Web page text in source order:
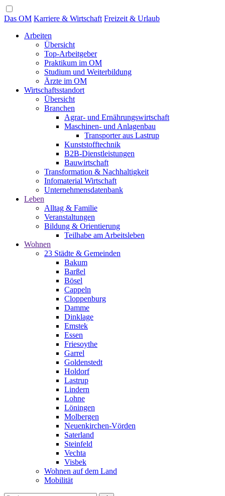
Das OM Karriere & Wirtschaft Freizeit & Urlaub
Arbeiten
Übersicht
Top-Arbeitgeber
Praktikum im OM
Studium und Weiterbildung
Ärzte im OM
Wirtschaftsstandort
Übersicht
Branchen
Agrar- und Ernährungswirtschaft
Maschinen- und Anlagenbau
Transporter aus Lastrup
Kunststofftechnik
B2B-Dienstleistungen
Bauwirtschaft
Transformation & Nachhaltigkeit
Infomaterial Wirtschaft
Unternehmensdatenbank
Leben
Alltag & Familie
Veranstaltungen
Bildung & Orientierung
Teilhabe am Arbeitsleben
Wohnen
23 Städte & Gemeinden
Bakum
Barßel
Bösel
Cappeln
Cloppenburg
Damme
Dinklage
Emstek
Essen
Friesoythe
Garrel
Goldenstedt
Holdorf
Lastrup
Lindern
Lohne
Löningen
Molbergen
Neuenkirchen-Vörden
Saterland
Steinfeld
Vechta
Visbek
Wohnen auf dem Land
Mobilität